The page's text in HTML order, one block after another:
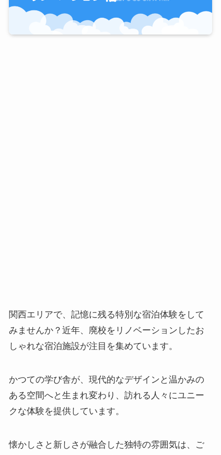
関西エリアで、記憶に残る特別な宿泊体験をして
みませんか？近年、廃校をリノベーションしたお
しゃれな宿泊施設が注目を集めています。
かつての学び舎が、現代的なデザインと温かみの
ある空間へと生まれ変わり、訪れる人々にユニー
クな体験を提供しています。
懐かしさと新しさが融合した独特の雰囲気は、ご